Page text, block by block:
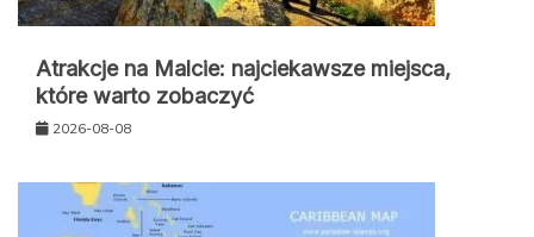
Atrakcje na Malcie: najciekawsze miejsca,
które warto zobaczyć
2026-08-08